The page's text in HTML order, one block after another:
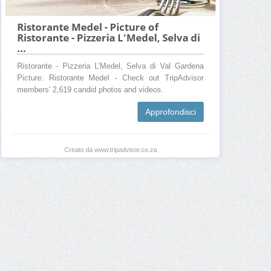
Ristorante Medel - Picture of
Ristorante - Pizzeria L'Medel, Selva di
...
Ristorante - Pizzeria L’Medel, Selva di Val Gardena
Picture: Ristorante Medel - Check out TripAdvisor
members' 2,619 candid photos and videos.
Approfondisci
Creato da www.tripadvisor.co.za